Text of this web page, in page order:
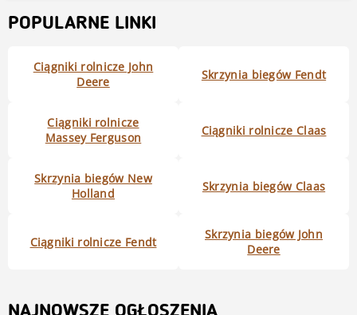
POPULARNE LINKI
Ciągniki rolnicze John
Deere
Skrzynia biegów Fendt
Ciągniki rolnicze
Massey Ferguson
Ciągniki rolnicze Claas
Skrzynia biegów New
Holland
Skrzynia biegów Claas
Ciągniki rolnicze Fendt
Skrzynia biegów John
Deere